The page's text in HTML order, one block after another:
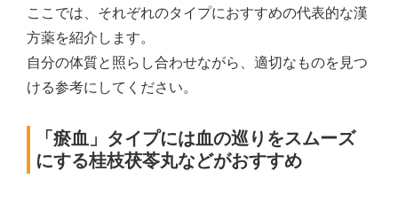
ここでは、それぞれのタイプにおすすめの代表的な漢
方薬を紹介します。
自分の体質と照らし合わせながら、適切なものを見つ
ける参考にしてください。
「瘀血」タイプには血の巡りをスムーズ
にする桂枝茯苓丸などがおすすめ